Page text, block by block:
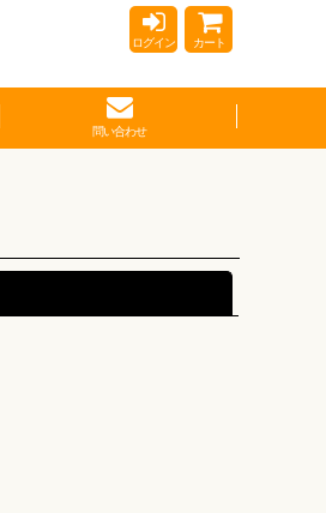
ログイン カート
問い合わせ